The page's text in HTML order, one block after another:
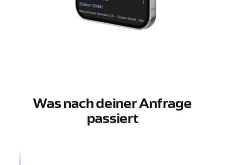
Was nach deiner Anfrage
passiert